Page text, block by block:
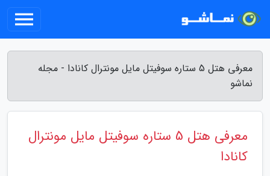
معرفی هتل 5 ستاره سوفیتل مایل مونترال کانادا - مجله
نماشو
معرفی هتل 5 ستاره سوفیتل مایل مونترال
کانادا